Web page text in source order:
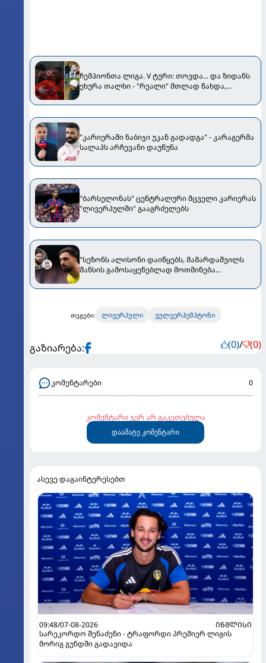
ჩემპიონთა ლიგა. V ტური: თოვდა... და ზიდანს
ეხურა თალხი - "რეალი" მთლად წახდა,
"კარიერაში ნაბიჯი უკან გადადგა" - კარაგერმა
სალაჰს არჩევანი დაუწუნა
"ბარსელონას" ცენტრალური მცველი კარიერას
"ლივერპულში" გააგრძელებს
"სეზონს ალისონი დაიწყებს, მამარდაშვილს
შანსის გამოსაყენებლად მოთმინება
განაცხადა "ლივერპულის" ყოფილმა მეკარემ
თეგები: ლივერპული ვულვერჰემპტონი
გაზიარება: (0)/ (0)
კომენტარები 0
კომენტარი ჯერ არ გაკეთებულა
დაამატე კომენტარი
ასევე დაგაინტერესებთ
09:48/07-08-2026
ᲘᲜᲒᲚᲘᲡᲘ
სარეკორდო შენაძენი - ტრაფორდი პრემიერ ლიგის
მორიგ გუნდში გადავიდა